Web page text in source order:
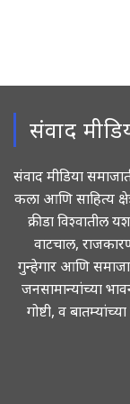
संवाद
संवाद मीडिया
कला आणि साहित्य
क्रीडा विश्वातील
वाटचाल,
गुन्हेगार आणि
जनसामान्यांच्या
गोष्टी, व